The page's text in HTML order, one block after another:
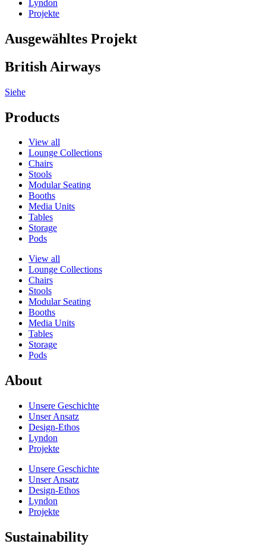
Lyndon
Projekte
Ausgewähltes Projekt
British Airways
Siehe
Products
View all
Lounge Collections
Chairs
Stools
Modular Seating
Booths
Media Units
Tables
Storage
Pods
View all
Lounge Collections
Chairs
Stools
Modular Seating
Booths
Media Units
Tables
Storage
Pods
About
Unsere Geschichte
Unser Ansatz
Design-Ethos
Lyndon
Projekte
Unsere Geschichte
Unser Ansatz
Design-Ethos
Lyndon
Projekte
Sustainability